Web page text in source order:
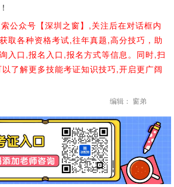
公众号【深圳之窗】,关注后在对话框内
取各种资格考试,往年真题,高分技巧，助
入口,报名入口,报名方式等信息。同时,扫
了解更多技能考证知识技巧,开启更广阔
编辑： 窗弟